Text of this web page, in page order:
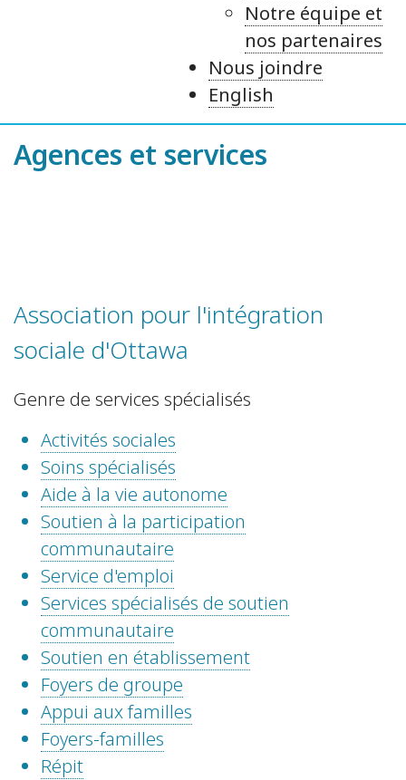
Notre équipe et
nos partenaires
Nous joindre
English
Agences et services
Association pour l'intégration
sociale d'Ottawa
Genre de services spécialisés
Activités sociales
Soins spécialisés
Aide à la vie autonome
Soutien à la participation
communautaire
Service d'emploi
Services spécialisés de soutien
communautaire
Soutien en établissement
Foyers de groupe
Appui aux familles
Foyers-familles
Répit